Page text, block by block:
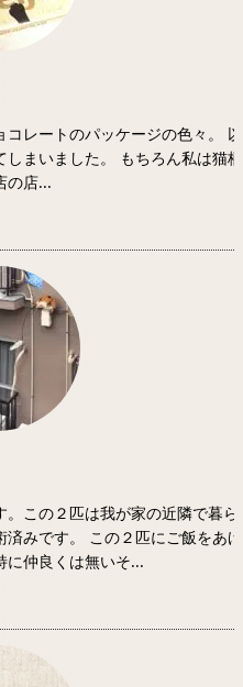
レートのパッケージの色々。
しまいました。 もちろん私は猫
の店...
この２匹は我が家の近隣で暮ら
みです。 この２匹にご飯をあ
に仲良くは無いそ...